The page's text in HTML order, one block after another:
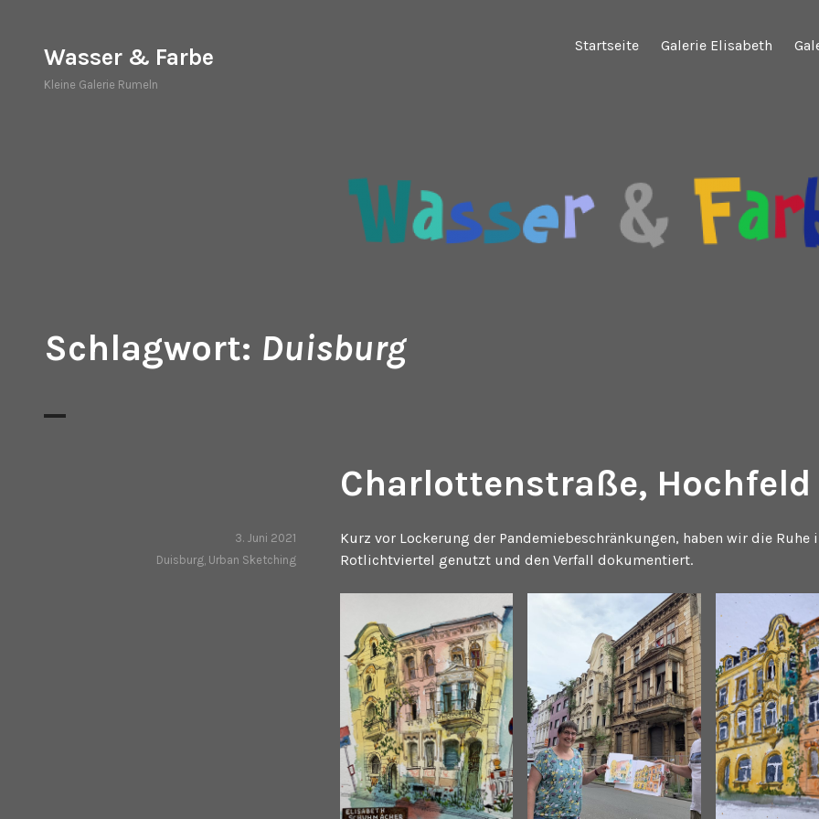
springen
Wasser & Farbe
Kleine Galerie Rumeln
Startseite Galerie Elisabeth
Schlagwort: Duisburg
Charlottenstraße, Hochfeld
Kurz vor Lockerung der Pandemiebeschränkungen, haben wir die Ruhe
Rotlichtviertel genutzt und den Verfall dokumentiert.
3. Juni 2021
Duisburg, Urban Sketching